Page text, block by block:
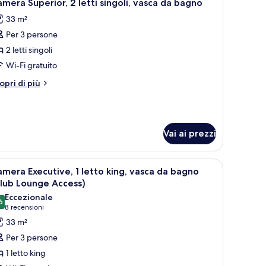
Superior, 2 letti singoli, vasca da bagno
33 m²
Per 3 persone
2 letti singoli
Wi-Fi gratuito
di più
Vai ai prezzi
una sedia e un televisore.Camera Executive, 1 letto king, vasca da
7
Executive, 1 letto king, vasca da bagno
Lounge Access)
su 10
Eccezionale
8 recensioni
(8
recensioni)
33 m²
Per 3 persone
1 letto king